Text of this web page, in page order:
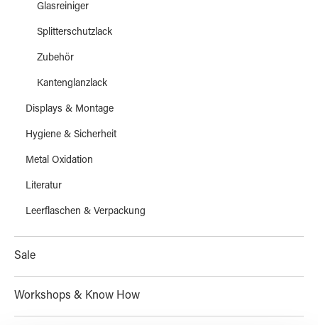
Glasreiniger
Splitterschutzlack
Zubehör
Kantenglanzlack
Displays & Montage
Hygiene & Sicherheit
Metal Oxidation
Literatur
Leerflaschen & Verpackung
Sale
Workshops & Know How